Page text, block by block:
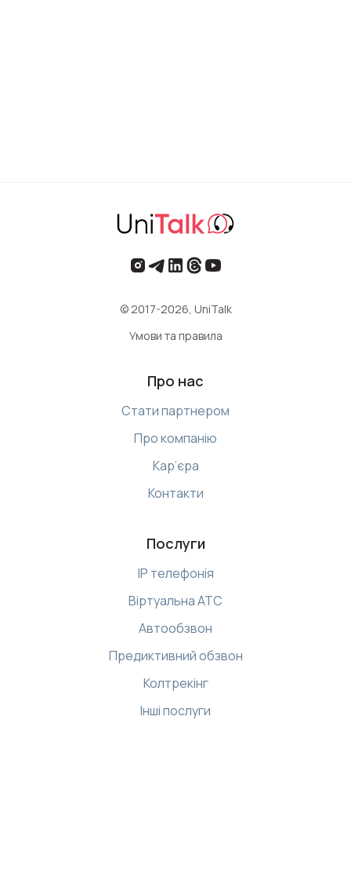
© 2017-2026, UniTalk
Умови та правила
Про нас
Стати партнером
Про компанію
Кар’єра
Контакти
Послуги
IP телефонія
Віртуальна АТС
Автообзвон
Предиктивний обзвон
Колтрекінг
Інші послуги